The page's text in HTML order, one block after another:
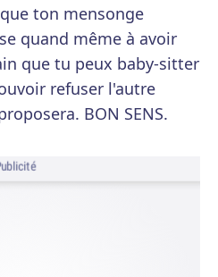
ton mensonge
quand même à avoir
que tu peux baby-sitter
refuser l'autre
BON SENS.